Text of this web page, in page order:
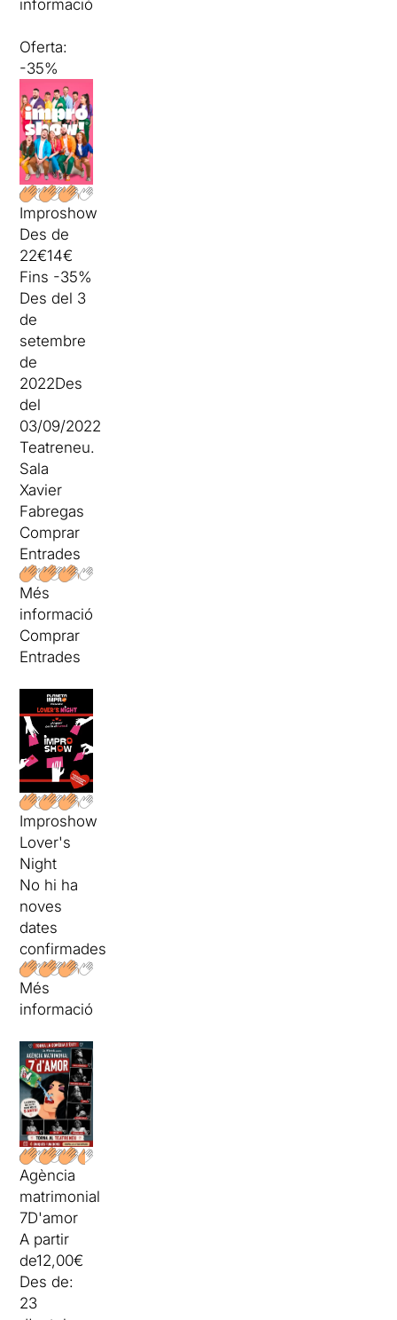
informació
Oferta:
-35%
Improshow
Des de
22€14€
Fins -35%
Des del 3
de
setembre
de
2022Des
del
03/09/2022
Teatreneu.
Sala
Xavier
Fabregas
Comprar
Entrades
Més
informació
Comprar
Entrades
Improshow
Lover's
Night
No hi ha
noves
dates
confirmades
Més
informació
Agència
matrimonial
7D'amor
A partir
de12,00€
Des de:
23